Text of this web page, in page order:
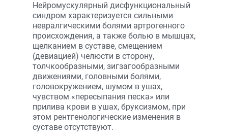
Нейромускулярный дисфункциональный
синдром характеризуется сильными
невралгическими болями артрогенного
происхождения, а также болью в мышцах,
щелканием в суставе, смещением
(девиацией) челюсти в сторону,
толчкообразными, зигзагообразными
движениями, головными болями,
головокружением, шумом в ушах,
чувством «пересыпания песка» или
прилива крови в ушах, бруксизмом, при
этом рентгенологические изменения в
суставе отсутствуют.